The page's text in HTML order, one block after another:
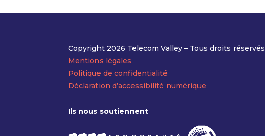
Copyright 2026 Telecom Valley – Tous droits réservés
Mentions légales
Politique de confidentialité
Déclaration d’accessibilité numérique
Ils nous soutiennent